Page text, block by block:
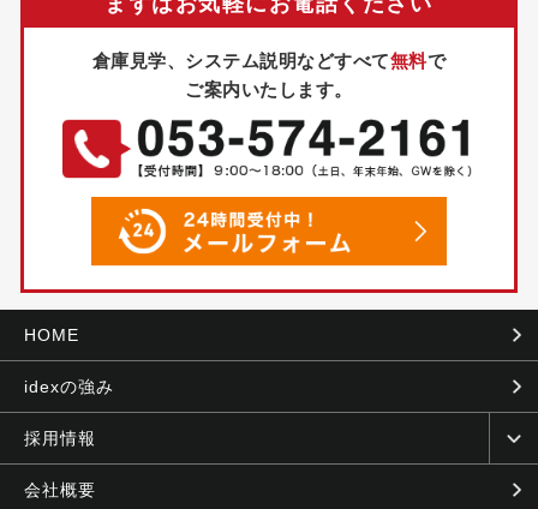
倉庫見学、システム説明などすべて無料で
ご案内いたします。
HOME
idexの強み
採用情報
会社概要